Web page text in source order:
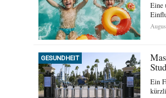
Eine
GESUNDHEIT
Ein